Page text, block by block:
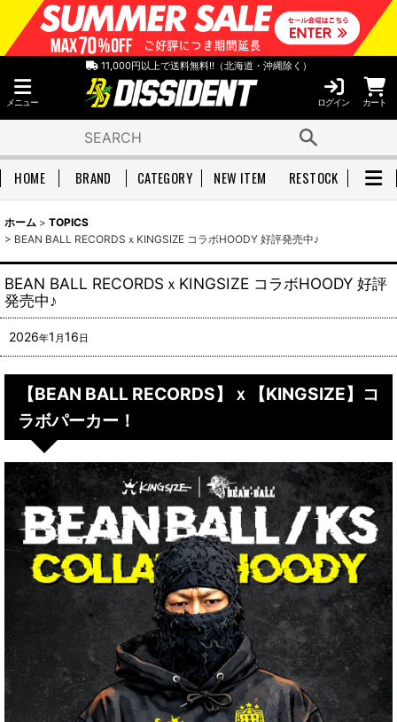
11,000円以上で送料無料!!（北海道・沖縄除く）
メニュー ログイン カート
HOME BRAND CATEGORY NEW ITEM RESTOCK
ホーム > TOPICS
> BEAN BALL RECORDSｘKINGSIZE コラボHOODY 好評発売中♪
BEAN BALL RECORDSｘKINGSIZE コラボHOODY 好評
発売中♪
2026年1 月16日
【BEAN BALL RECORDS】ｘ【KINGSIZE】コ
ラボパーカー！